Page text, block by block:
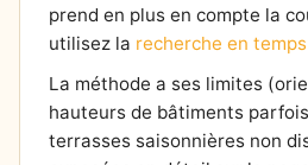
prend en plus en compte la
utilisez la recherche en
La méthode a ses limites
hauteurs de bâtiments
terrasses saisonnières non